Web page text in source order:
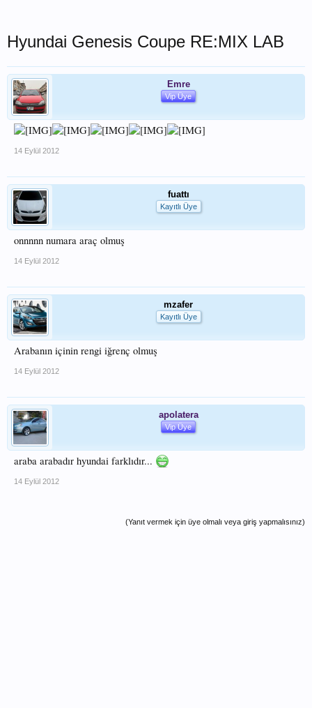
Hyundai Genesis Coupe RE:MIX LAB
Emre
Vip Üye
14 Eylül 2012
fuattı
Kayıtlı Üye
onnnnn numara araç olmuş
14 Eylül 2012
mzafer
Kayıtlı Üye
Arabanın içinin rengi iğrenç olmuş
14 Eylül 2012
apolatera
Vip Üye
araba arabadır hyundai farklıdır...
14 Eylül 2012
(Yanıt vermek için üye olmalı veya giriş yapmalısınız)